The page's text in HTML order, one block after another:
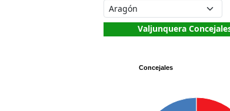
Valjunquera
Concejales